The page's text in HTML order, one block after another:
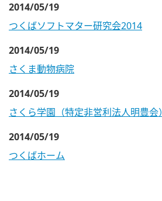
2014/05/19
つくばソフトマター研究会2014
2014/05/19
さくま動物病院
2014/05/19
さくら学園（特定非営利法人明豊会）
2014/05/19
つくばホーム